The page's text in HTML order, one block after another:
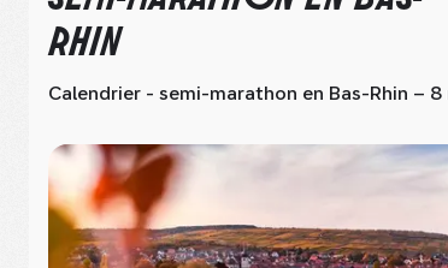
RHIN
Calendrier - semi-marathon en Bas-Rhin – 8